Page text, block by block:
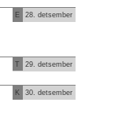
E
28. detsember
T
29. detsember
K
30. detsember